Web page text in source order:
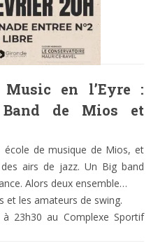
en l’Eyre :
Band de Mios et
école de musique de Mios, et
airs de jazz. Un Big band
Alors deux ensemble…
et les amateurs de swing.
23h30 au Complexe Sportif